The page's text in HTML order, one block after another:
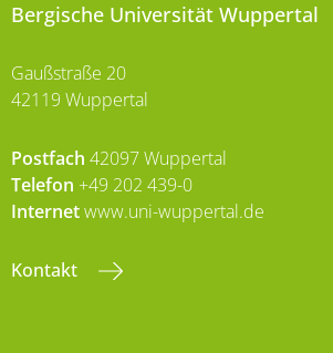
Bergische Universität Wuppertal
Gaußstraße 20
42119 Wuppertal
Postfach 42097 Wuppertal
Telefon +49 202 439-0
Internetwww.uni-wuppertal.de
Kontakt